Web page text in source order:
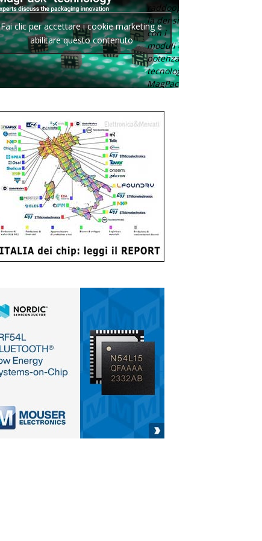
raddoppia
la densità
con i
moduli di
potenza con
tecnologia
MagPack.
Fai clic per accettare i cookie marketing e
abilitare questo contenuto